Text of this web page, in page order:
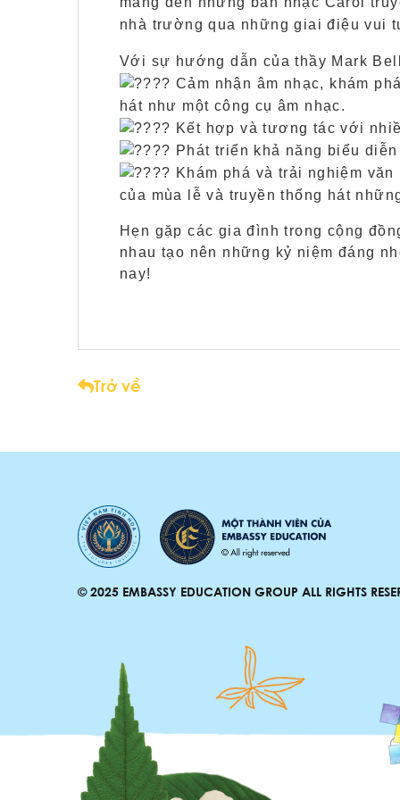
nhà trường qua những giai điệu vui
Với sự hướng dẫn của thầy Mark
Cảm nhận âm nhạc, khám
hát như một công cụ âm nhạc.
Kết hợp và tương tác với
Phát triển khả năng biểu
Khám phá và trải nghiệm
của mùa lễ và truyền thống hát
Hẹn gặp các gia đình trong cộng
nhau tạo nên những kỷ niệm đáng
nay!
Trở về
© 2025 EMBASSY EDUCATION GROUP ALL RIGHTS